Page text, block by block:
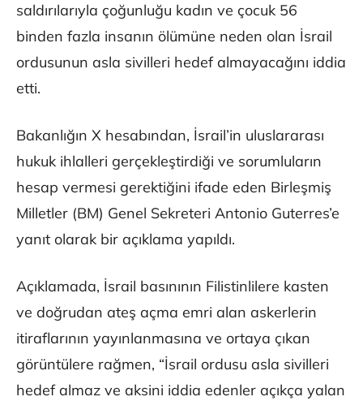
saldırılarıyla çoğunluğu kadın ve çocuk 56
binden fazla insanın ölümüne neden olan İsrail
ordusunun asla sivilleri hedef almayacağını iddia
etti.
Bakanlığın X hesabından, İsrail’in uluslararası
hukuk ihlalleri gerçekleştirdiği ve sorumluların
hesap vermesi gerektiğini ifade eden Birleşmiş
Milletler (BM) Genel Sekreteri Antonio Guterres’e
yanıt olarak bir açıklama yapıldı.
Açıklamada, İsrail basınının Filistinlilere kasten
ve doğrudan ateş açma emri alan askerlerin
itiraflarının yayınlanmasına ve ortaya çıkan
görüntülere rağmen, “İsrail ordusu asla sivilleri
hedef almaz ve aksini iddia edenler açıkça yalan